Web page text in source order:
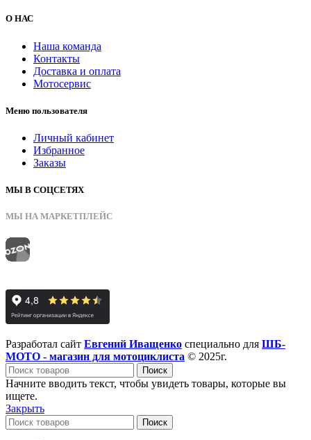
О НАС
Наша команда
Контакты
Доставка и оплата
Мотосервис
Меню пользователя
Личный кабинет
Избранное
Заказы
МЫ В СОЦСЕТЯХ
МЫ НА МАРКЕТПЛЕЙС
Разработал сайт Евгений Иващенко специально для ШБ-
МОТО - магазин для мотоциклиста © 2025г.
Поиск
Начните вводить текст, чтобы увидеть товары, которые вы
ищете.
Закрыть
Поиск